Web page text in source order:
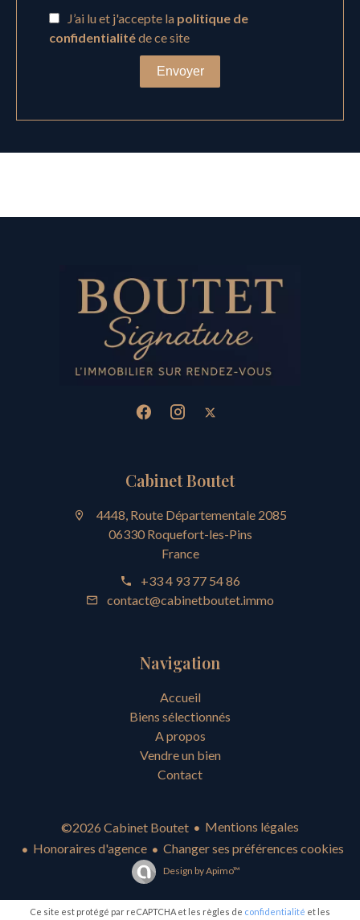
J’ai lu et j'accepte la politique de
confidentialitéde ce site
Envoyer
Cabinet Boutet
4448, Route Départementale 2085
06330 Roquefort-les-Pins
France
+33 4 93 77 54 86
contact@cabinetboutet.immo
Navigation
Accueil
Biens sélectionnés
A propos
Vendre un bien
Contact
©2026 Cabinet Boutet
Mentions légales
Honoraires d'agence
Changer ses préférences cookies
Design byApimo™
Ce site est protégé par reCAPTCHA et les règles de confidentialité et les